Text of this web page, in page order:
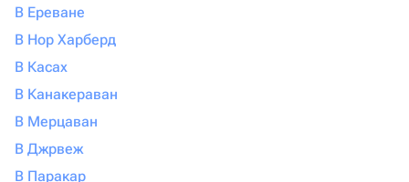
В Ереване
В Нор Харберд
В Касах
В Канакераван
В Мерцаван
В Джрвеж
В Паракар